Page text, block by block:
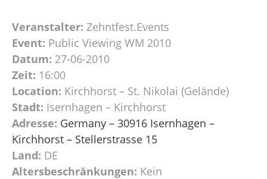
Veranstalter: Zehntfest.Events
Event: Public Viewing WM 2010
Datum: 27-06-2010
Zeit: 16:00
Location: Kirchhorst – St. Nikolai (Gelände)
Stadt: Isernhagen – Kirchhorst
Adresse: Germany – 30916 Isernhagen –
Kirchhorst – Stellerstrasse 15
Land: DE
Altersbeschränkungen: Kein